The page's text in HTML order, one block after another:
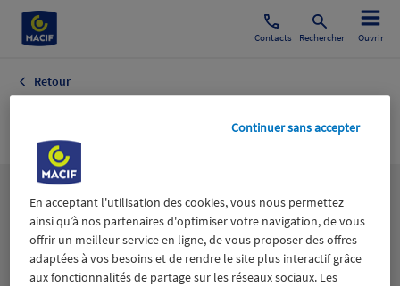
Contacts Rechercher Ouvrir
Retour
Football Régions
Lesthématiques
Aidants Catastrophes naturelles Climat
En acceptant l'utilisation des cookies, vous nous permettez
ainsi qu’à nos partenaires d'optimiser votre navigation, de vous
offrir un meilleur service en ligne, de vous proposer des offres
adaptées à vos besoins et de rendre le site plus interactif grâce
aux fonctionnalités de partage sur les réseaux sociaux. Les
Continuer sans accepter